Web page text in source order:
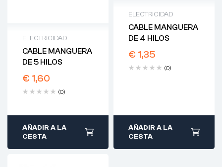
ELECTRICIDAD
CABLE MANGUERA
DE 5 HILOS
€ 1,60
(0)
AÑADIR A LA
CESTA
ELECTRICIDAD
CABLE MANGUERA
DE 4 HILOS
€ 1,35
(0)
AÑADIR A LA
CESTA